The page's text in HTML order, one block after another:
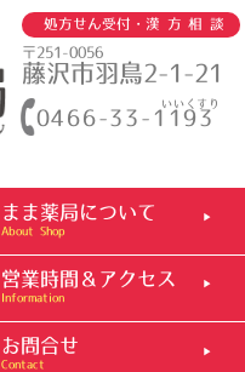
いいくすり
0466-33-1193
処方せん受付・ 漢方相談
〒251-0056
藤沢市羽鳥2-1-21
まま薬局について
About Shop
営業時間＆アクセス
Information
お問合せ
Contact